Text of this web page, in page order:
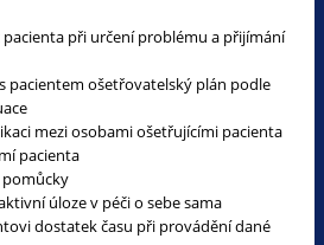
při určení problému a přijímání
pacientem ošetřovatelský plán podle
mezi osobami ošetřujícími pacienta
pacienta
pomůcky
úloze v péči o sebe sama
dostatek času při provádění dané